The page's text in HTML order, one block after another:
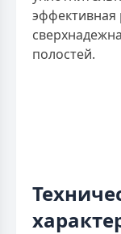
эффективная
полостей.